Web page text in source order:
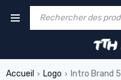
Accueil › Logo › Intro Brand 5